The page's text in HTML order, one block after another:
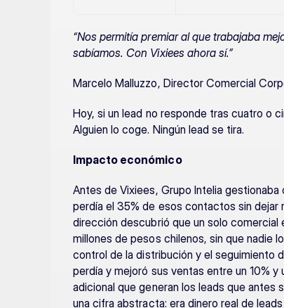
“Nos permitía premiar al que trabajaba
sabíamos. Con Vixiees ahora sí.”
Marcelo Malluzzo, Director Comercial
Hoy, si un lead no responde tras cuatro o
Alguien lo coge. Ningún lead se tira.
Impacto económico
Antes de Vixiees, Grupo Intelia
perdía el 35% de esos contactos sin dejar
dirección descubrió que un solo
millones de pesos chilenos, sin que nadie
control de la distribución y el seguimiento
perdía y mejoró sus ventas entre un 10%
adicional que generan los leads que
una cifra abstracta: era dinero real de